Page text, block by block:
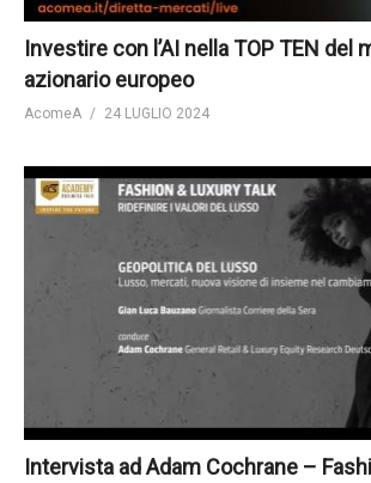
Investire con l’AI nella TOP TEN del
azionario europeo
AcomeA 24 LUGLIO 2024
Intervista ad Adam Cochrane –